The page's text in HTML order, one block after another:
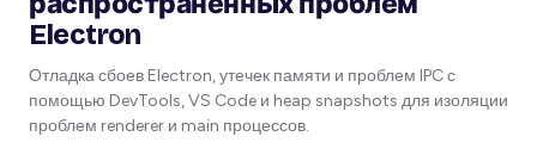
Electron
Отладка сбоев Electron, утечек памяти и проблем IPC с
помощью DevTools, VS Code и heap snapshots для изоляции
проблем renderer и main процессов.